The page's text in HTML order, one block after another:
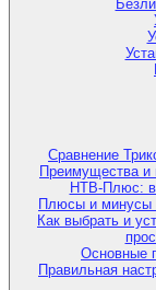
Сравнение
Преимущества и
НТВ-Плюс:
Плюсы и минусы
Как выбрать и
Основные
Правильная